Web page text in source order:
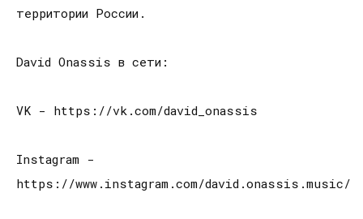
территории России.
David Onassis в сети:
VK - https://vk.com/david_onassis
Instagram -
https://www.instagram.com/david.onassis.music/